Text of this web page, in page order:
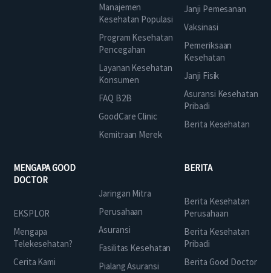
Manajemen
Kesehatan Populasi
Program Kesehatan
Pencegahan
Layanan Kesehatan
Konsumen
FAQ B2B
GoodCare Clinic
Kemitraan Merek
Janji Pemesanan
Vaksinasi
Pemeriksaan
Kesehatan
Janji Fisik
Asuransi Kesehatan
Pribadi
Berita Kesehatan
MENGAPA GOOD
DOCTOR
EKSPLOR
Mengapa
Telekesehatan?
Cerita Kami
Jaringan Mitra
Perusahaan
Asuransi
Fasilitas Kesehatan
Pialang Asuransi
BERITA
Berita Kesehatan
Perusahaan
Berita Kesehatan
Pribadi
Berita Good Doctor